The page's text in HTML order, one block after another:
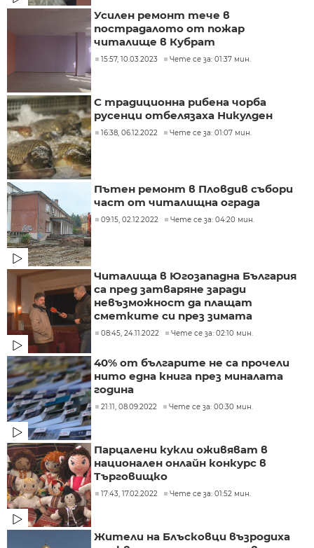
Усилен ремонт тече в
пострадалото от пожар
читалище в Кубрат
15:57, 10.03.2023 Чете се за: 01:37 мин.
С традиционна рибена чорба
русенци отбелязаха Никулден
16:38, 06.12.2022 Чете се за: 01:07 мин.
Пътен ремонт в Пловдив събори
част от читалищна ограда
09:15, 02.12.2022 Чете се за: 04:20 мин.
Читалища в Югозападна България
са пред затваряне заради
невъзможност да плащат
сметките си през зимата
08:45, 24.11.2022 Чете се за: 02:10 мин.
40% от българите не са прочели
нито една книга през миналата
година
21:11, 08.09.2022 Чете се за: 00:30 мин.
Парцалени кукли оживяват в
национален онлайн конкурс в
Търговищко
17:43, 17.02.2022 Чете се за: 01:52 мин.
Жители на Блъсковци възродиха